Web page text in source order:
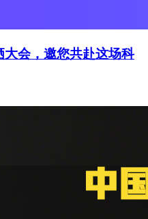
大会，邀您共赴这场科